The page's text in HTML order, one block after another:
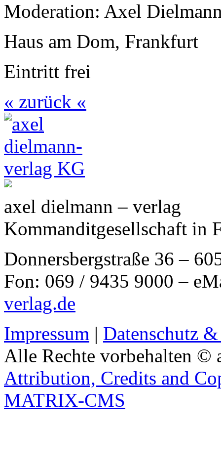
Moderation: Axel
Haus am Dom, Frankfurt
Eintritt frei
« zurück «
axel dielmann – verlag
Kommanditgesellschaft in
Donnersbergstraße 36 –
Fon: 069 / 9435 9000 –
verlag.de
Impressum | Datenschutz
Alle Rechte vorbehalten ©
Attribution, Credits and
MATRIX-CMS